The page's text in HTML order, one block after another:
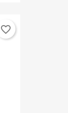
favorite_border